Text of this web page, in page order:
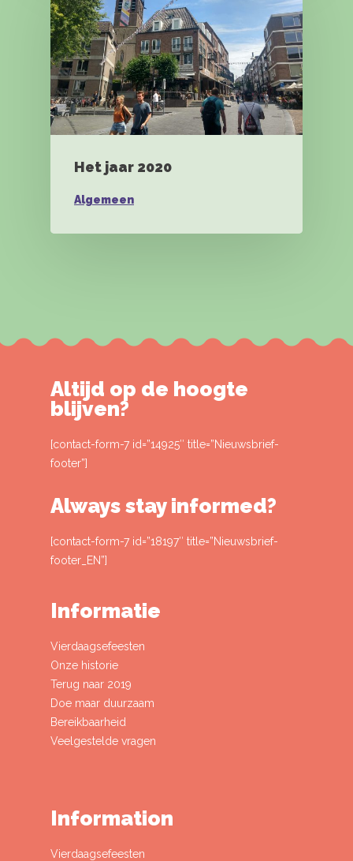
Het jaar 2020
Algemeen
Altijd op de hoogte
blijven?
[contact-form-7 id=”14925″ title=”Nieuwsbrief-
footer”]
Always stay informed?
[contact-form-7 id=”18197″ title=”Nieuwsbrief-
footer_EN”]
Informatie
Vierdaagsefeesten
Onze historie
Terug naar 2019
Doe maar duurzaam
Bereikbaarheid
Veelgestelde vragen
Information
Vierdaagsefeesten